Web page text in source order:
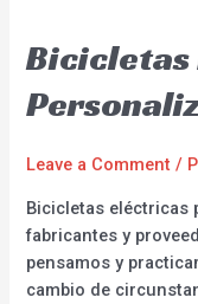
Leave a Comment /
Bicicletas eléctricas
fabricantes y
pensamos y
cambio de